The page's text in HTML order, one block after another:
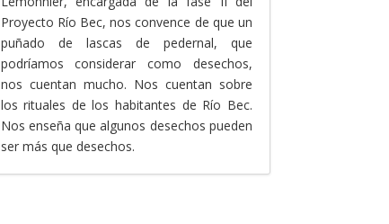
Proyecto Río Bec, nos convence de que un
puñado de lascas de pedernal, que
podríamos considerar como desechos,
nos cuentan mucho. Nos cuentan sobre
los rituales de los habitantes de Río Bec.
Nos enseña que algunos desechos pueden
ser más que desechos.